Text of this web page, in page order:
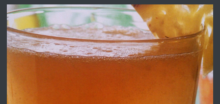
преди 3 дни
ПРЕДЛАГА
№4120 Магазин/Офис под наем в
кв. Любен Каравелов, Хасково-близо
преди 4 дни